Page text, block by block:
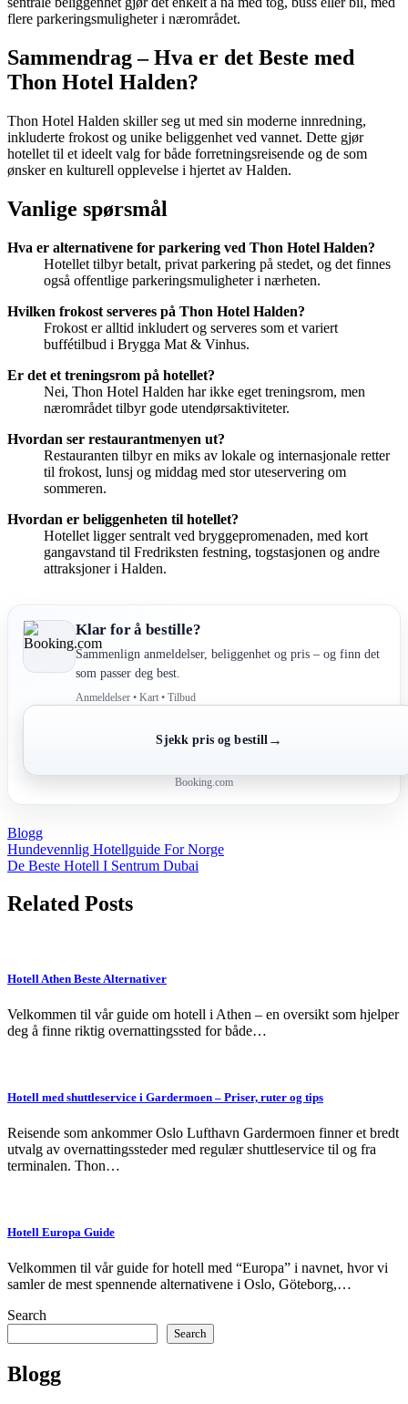
flere parkeringsmuligheter i nærområdet.
Sammendrag – Hva er det Beste med
Thon Hotel Halden?
Thon Hotel Halden skiller seg ut med sin moderne innredning,
inkluderte frokost og unike beliggenhet ved vannet. Dette gjør
hotellet til et ideelt valg for både forretningsreisende og de som
ønsker en kulturell opplevelse i hjertet av Halden.
Vanlige spørsmål
Hva er alternativene for parkering ved Thon Hotel Halden?
Hotellet tilbyr betalt, privat parkering på stedet, og det finnes
også offentlige parkeringsmuligheter i nærheten.
Hvilken frokost serveres på Thon Hotel Halden?
Frokost er alltid inkludert og serveres som et variert
buffétilbud i Brygga Mat & Vinhus.
Er det et treningsrom på hotellet?
Nei, Thon Hotel Halden har ikke eget treningsrom, men
nærområdet tilbyr gode utendørsaktiviteter.
Hvordan ser restaurantmenyen ut?
Restauranten tilbyr en miks av lokale og internasjonale retter
til frokost, lunsj og middag med stor uteservering om
sommeren.
Hvordan er beliggenheten til hotellet?
Hotellet ligger sentralt ved bryggepromenaden, med kort
gangavstand til Fredriksten festning, togstasjonen og andre
attraksjoner i Halden.
Klar for å bestille?
Sammenlign anmeldelser, beliggenhet og pris – og finn det
som passer deg best.
Anmeldelser • Kart • Tilbud
Sjekk pris og bestill →
Booking.com
Blogg
Post
navigation
Hundevennlig Hotellguide For Norge
De Beste Hotell I Sentrum Dubai
Related Posts
Hotell Athen Beste Alternativer
Velkommen til vår guide om hotell i Athen – en oversikt som hjelper
deg å finne riktig overnattingssted for både…
Hotell med shuttleservice i Gardermoen – Priser, ruter og tips
Reisende som ankommer Oslo Lufthavn Gardermoen finner et bredt
utvalg av overnattingssteder med regulær shuttleservice til og fra
terminalen. Thon…
Hotell Europa Guide
Velkommen til vår guide for hotell med “Europa” i navnet, hvor vi
samler de mest spennende alternativene i Oslo, Göteborg,…
Search
Search
Blogg